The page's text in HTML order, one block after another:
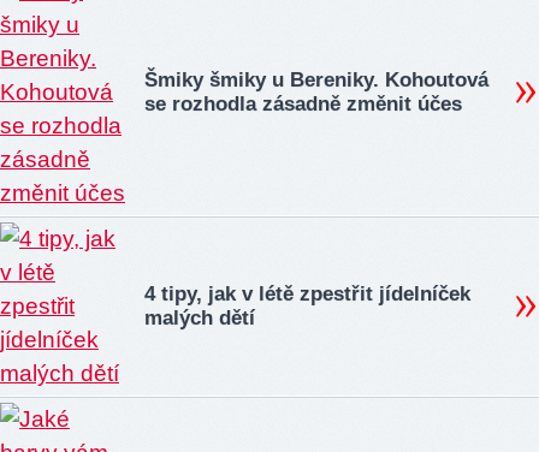
Šmiky šmiky u Bereniky. Kohoutová
se rozhodla zásadně změnit účes
4 tipy, jak v létě zpestřit jídelníček
malých dětí